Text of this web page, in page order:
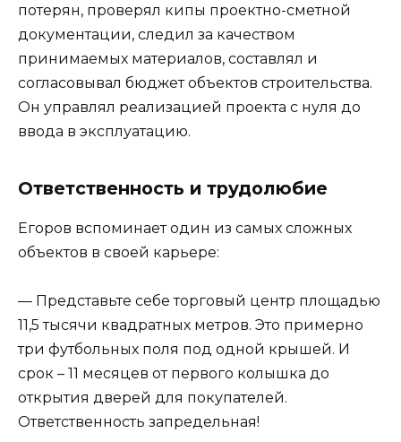
потерян, проверял кипы проектно-сметной
документации, следил за качеством
принимаемых материалов, составлял и
согласовывал бюджет объектов строительства.
Он управлял реализацией проекта с нуля до
ввода в эксплуатацию.
Ответственность и трудолюбие
Егоров вспоминает один из самых сложных
объектов в своей карьере:
— Представьте себе торговый центр площадью
11,5 тысячи квадратных метров. Это примерно
три футбольных поля под одной крышей. И
срок – 11 месяцев от первого колышка до
открытия дверей для покупателей.
Ответственность запредельная!